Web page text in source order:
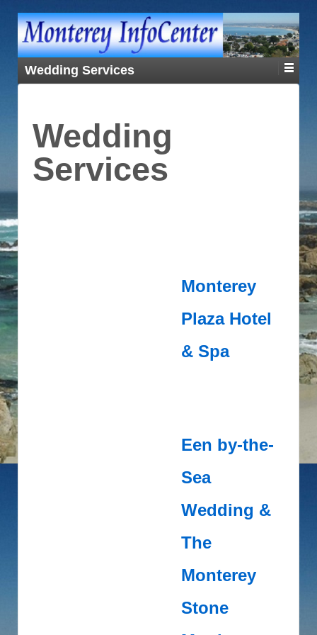
Wedding Services
Wedding
Services
Monterey
Plaza Hotel
& Spa
Een by-the-
Sea
Wedding &
The
Monterey
Stone